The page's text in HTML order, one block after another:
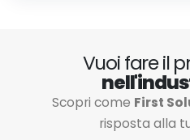
Vuoi fare il
Scopri come First
risposta alla